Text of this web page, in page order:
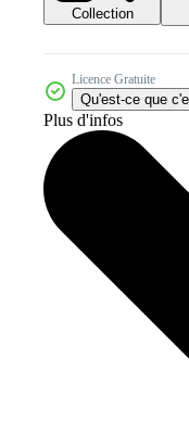
Collection
Licence Gratuite
Qu'est-ce que
Plus d'infos